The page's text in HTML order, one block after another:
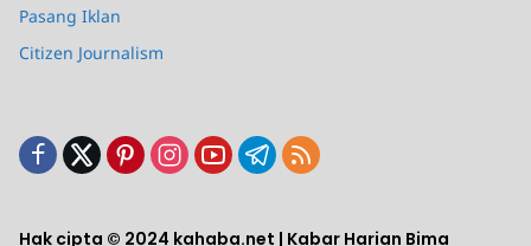
Pasang Iklan
Citizen Journalism
Hak cipta © 2024 kahaba.net | Kabar Harian Bima